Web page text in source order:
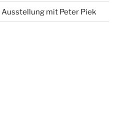
mit Peter Piek